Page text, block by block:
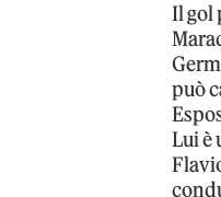
Il gol
può
Lui è